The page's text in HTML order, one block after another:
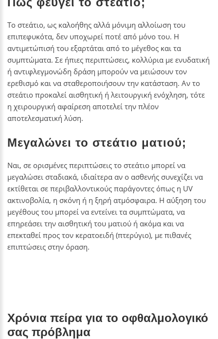
Το στεάτιο, ως καλοήθης αλλά μόνιμη αλλοίωση του
επιπεφυκότα, δεν υποχωρεί ποτέ από μόνο του. Η
αντιμετώπισή του εξαρτάται από το μέγεθος και τα
συμπτώματα. Σε ήπιες περιπτώσεις, κολλύρια με ενυδατική
ή αντιφλεγμονώδη δράση μπορούν να μειώσουν τον
ερεθισμό και να σταθεροποιήσουν την κατάσταση. Αν το
στεάτιο προκαλεί αισθητική ή λειτουργική ενόχληση, τότε
η χειρουργική αφαίρεση αποτελεί την πλέον
αποτελεσματική λύση.
Μεγαλώνει το στεάτιο ματιού;
Ναι, σε ορισμένες περιπτώσεις το στεάτιο μπορεί να
μεγαλώσει σταδιακά, ιδιαίτερα αν ο ασθενής συνεχίζει να
εκτίθεται σε περιβαλλοντικούς παράγοντες όπως η UV
ακτινοβολία, η σκόνη ή η ξηρή ατμόσφαιρα. Η αύξηση του
μεγέθους του μπορεί να εντείνει τα συμπτώματα, να
επηρεάσει την αισθητική του ματιού ή ακόμα και να
επεκταθεί προς τον κερατοειδή (πτερύγιο), με πιθανές
επιπτώσεις στην όραση.
Χρόνια πείρα για το οφθαλμολογικό
σας πρόβλημα